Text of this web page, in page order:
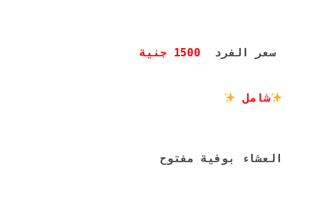
سعر الفرد 1500 جنية
شامل
العشاء بوفية مفتوح